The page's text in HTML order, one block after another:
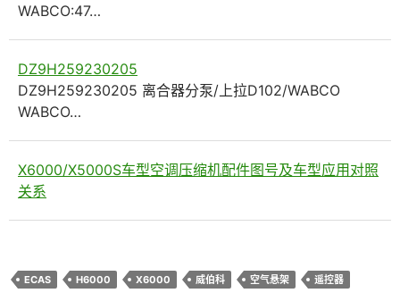
WABCO:47…
DZ9H259230205
DZ9H259230205 离合器分泵/上拉D102/WABCO
WABCO…
X6000/X5000S车型空调压缩机配件图号及车型应用对照
关系
ECAS H6000 X6000 威伯科 空气悬架 遥控器